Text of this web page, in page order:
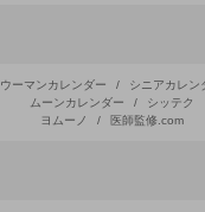
ウーマンカレンダー /
シニアカレン
ムーンカレンダー
/
シッテク
ヨムーノ
/ 医師監修.com